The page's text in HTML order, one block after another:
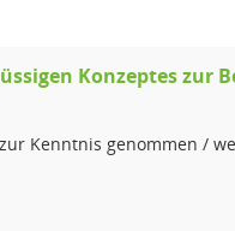
Konzeptes zur
Kenntnis genommen /